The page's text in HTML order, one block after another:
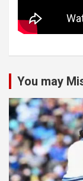
You may